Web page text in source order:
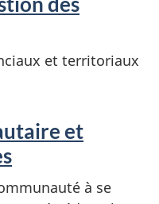
et territoriaux
et
à se